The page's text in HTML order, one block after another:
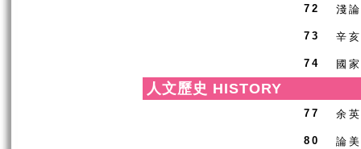
72 淺
73 辛
74 國
人文歷史 HISTORY
77 余
80 論